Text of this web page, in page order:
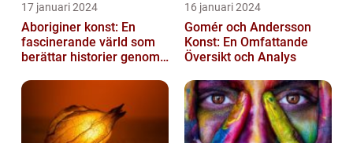
17 januari 2024
Aboriginer konst: En
fascinerande värld som
berättar historier genom
16 januari 2024
Gomér och Andersson
Konst: En Omfattande
Översikt och Analys